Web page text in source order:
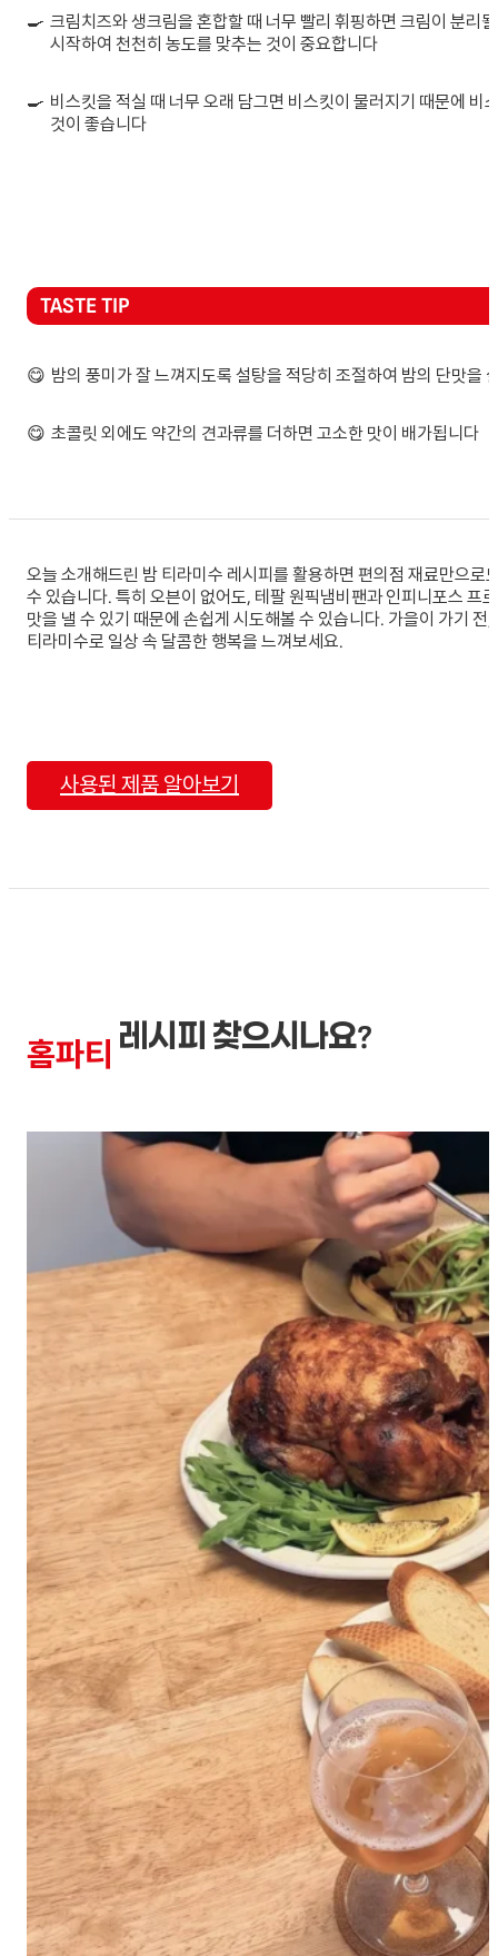
🍳 크림치즈와 생크림을 혼합할 때 너무 빨리 휘핑하면 크림이 분리
시작하여 천천히 농도를 맞추는 것이 중요합니다
🍳 비스킷을 적실 때 너무 오래 담그면 비스킷이 물러지기 때문에 비
것이 좋습니다
TASTE TIP
😋 밤의 풍미가 잘 느껴지도록 설탕을 적당히 조절하여 밤의 단맛을
😋 초콜릿 외에도 약간의 견과류를 더하면 고소한 맛이 배가됩니다
오늘 소개해드린 밤 티라미수 레시피를 활용하면 편의점 재료만으로
수 있습니다. 특히 오븐이 없어도, 테팔 원픽냄비팬과 인피니포스 프
맛을 낼 수 있기 때문에 손쉽게 시도해볼 수 있습니다. 가을이 가기 전
티라미수로 일상 속 달콤한 행복을 느껴보세요.
사용된 제품 알아보기
홈파티 레시피 찾으시나요?